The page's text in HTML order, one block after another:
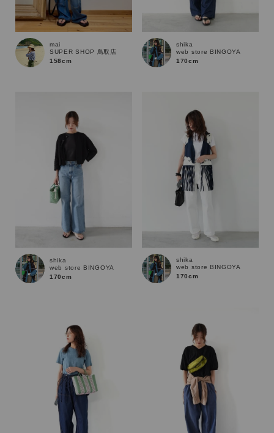
サイズ
ブランド
mai
SUPER SHOP 鳥取店
158cm
shika
web store BINGOYA
170cm
shika
web store BINGOYA
170cm
shika
web store BINGOYA
170cm